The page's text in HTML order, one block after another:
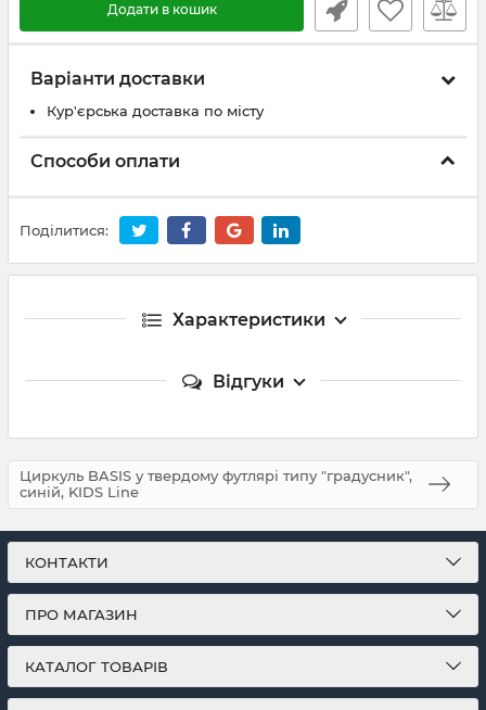
Додати в кошик
Варіанти доставки
Кур'єрська доставка по місту
Способи оплати
Поділитися:
Характеристики
Відгуки
Циркуль BASIS у твердому футлярі типу "градусник",
синій, KIDS Line
КОНТАКТИ
ПРО МАГАЗИН
КАТАЛОГ ТОВАРІВ